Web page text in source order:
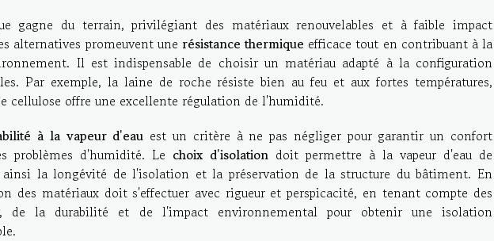
gagne du terrain, privilégiant des matériaux renouvelables et à faible impact
alternatives promeuvent une résistance thermique efficace tout en contribuant à la
Il est indispensable de choisir un matériau adapté à la configuration
Par exemple, la laine de roche résiste bien au feu et aux fortes températures,
cellulose offre une excellente régulation de l'humidité.
à la vapeur d'eau est un critère à ne pas négliger pour garantir un confort
problèmes d'humidité. Le choix d'isolation doit permettre à la vapeur d'eau de
ainsi la longévité de l'isolation et la préservation de la structure du bâtiment. En
des matériaux doit s'effectuer avec rigueur et perspicacité, en tenant compte des
de la durabilité et de l'impact environnemental pour obtenir une isolation